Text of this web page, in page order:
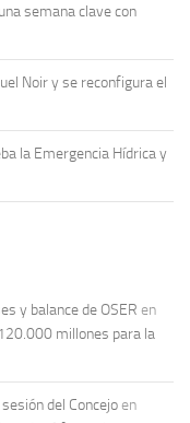
semana clave con
Noir y se reconfigura el
la Emergencia Hídrica y
y balance de OSER en
millones para la
del Concejo en